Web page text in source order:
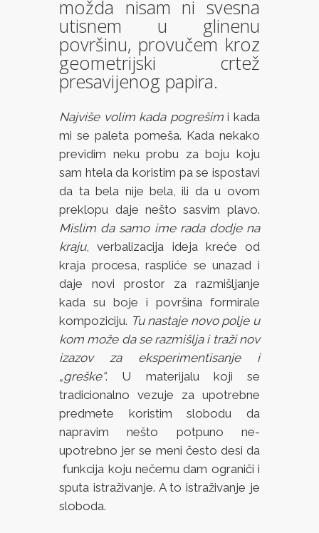
možda nisam ni svesna
utisnem u glinenu
površinu, provučem kroz
geometrijski crtež
presavijenog papira.
Najviše volim kada pogrešimi kada
mi se paleta pomeša. Kada nekako
previdim neku probu za boju koju
sam htela da koristim pa se ispostavi
da ta bela nije bela, ili da u ovom
preklopu daje nešto sasvim plavo.
Mislim da samo ime rada dodje na
kraju, verbalizacija ideja kreće od
kraja procesa, raspliće se unazad i
daje novi prostor za razmišljanje
kada su boje i površina formirale
kompoziciju. Tu nastaje novo polje u
kom može da se razmišlja i traži nov
izazov za eksperimentisanje i
„greške“. U materijalu koji se
tradicionalno vezuje za upotrebne
predmete koristim slobodu da
napravim nešto potpuno ne-
upotrebno jer se meni često desi da
funkcija koju nečemu dam ograniči i
sputa istraživanje. A to istraživanje je
sloboda.